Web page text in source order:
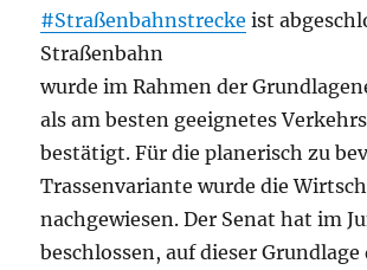
#Straßenbahnstrecke ist
Straßenbahn
wurde im Rahmen der
als am besten geeignetes
bestätigt. Für die planerisch zu
Trassenvariante wurde die
nachgewiesen. Der Senat hat im
beschlossen, auf dieser